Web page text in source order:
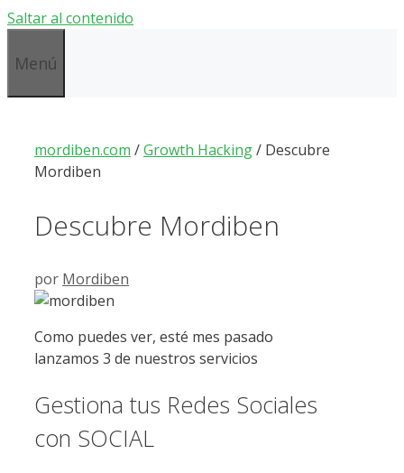
Saltar al contenido
Menú
mordiben.com /Growth Hacking/ Descubre
Mordiben
Descubre Mordiben
por Mordiben
Como puedes ver, esté mes pasado
lanzamos 3 de nuestros servicios
Gestiona tus Redes Sociales
con SOCIAL